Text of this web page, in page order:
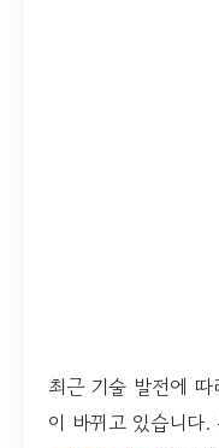
최근 기술 발전에
이 바뀌고 있습니다.